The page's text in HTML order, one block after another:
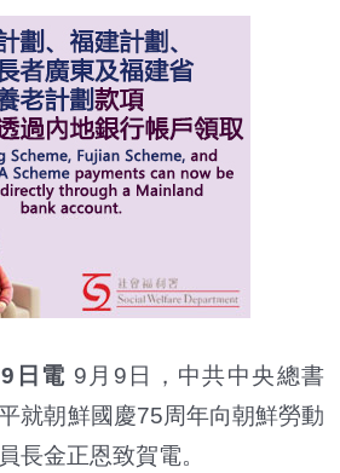
日電 9月9日，中共中央總書
就朝鮮國慶75周年向朝鮮勞動
長金正恩致賀電。